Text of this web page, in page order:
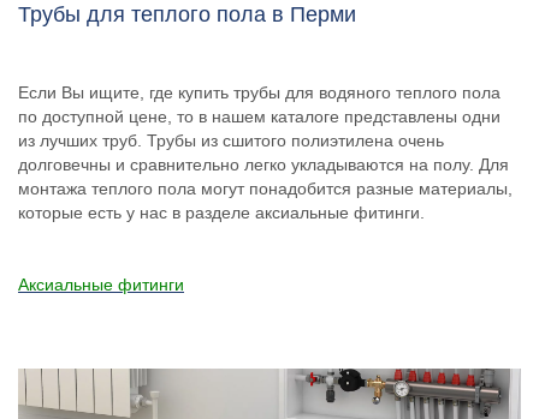
Трубы для теплого пола в Перми
Если Вы ищите, где купить трубы для водяного теплого пола
по доступной цене, то в нашем каталоге представлены одни
из лучших труб. Трубы из сшитого полиэтилена очень
долговечны и сравнительно легко укладываются на полу. Для
монтажа теплого пола могут понадобится разные материалы,
которые есть у нас в разделе аксиальные фитинги.
Аксиальные фитинги